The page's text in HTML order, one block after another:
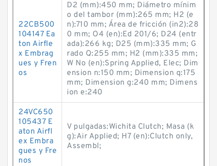
22CB500
104147 Ea
ton Airfle
x Embrag
ues y Fren
os
D2 (mm):450 mm; Diámetro mínim
o del tambor (mm):265 mm; H2 (e
n):710 mm; Área de fricción (in2):28
0 mm; O4 (en):Ed 201/6; D24 (entr
ada):266 kg; D25 (mm):335 mm; G
rado Q:255 mm; H2 (mm):335 mm;
W No (en):Spring Applied, Elec; Dim
ension n:150 mm; Dimension q:175
mm; Dimension g:240 mm; Dimens
ion e:240
24VC650
105437 E
aton Airfl
ex Embra
gues y Fre
nos
V pulgadas:Wichita Clutch; Masa (k
g):Air Applied; H7 (en):Clutch only,
Assembl;